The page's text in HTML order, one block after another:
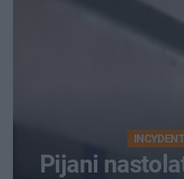
Pijani